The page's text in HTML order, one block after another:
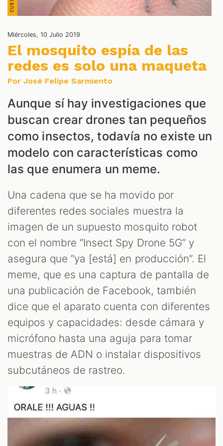
Miércoles, 10 Julio 2019
El mosquito espía de las
redes es solo una maqueta
Por José Felipe Sarmiento
Aunque sí hay investigaciones que
buscan crear drones tan pequeños
como insectos, todavía no existe un
modelo con características como
las que enumera un meme.
Una cadena que se ha movido por
diferentes redes sociales muestra la
imagen de un supuesto mosquito robot
con el nombre “Insect Spy Drone 5G” y
asegura que “ya [está] en producción”. El
meme, que es una captura de pantalla de
una publicación de Facebook, también
dice que el aparato cuenta con diferentes
equipos y capacidades: desde cámara y
micrófono hasta una aguja para tomar
muestras de ADN o instalar dispositivos
subcutáneos de rastreo.